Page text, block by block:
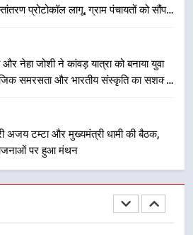
प्रोटोकॉल लागू, ग्राम पंचायतों को सौंपने
और नेहा जोशी ने कांवड़ यात्रा को बनाया युवा
समरसता और भारतीय संस्कृति का सशक्त
अजय टम्टा और मुख्यमंत्री धामी की बैठक,
पर हुआ मंथन
एवं पारदर्शी तरीके से सीधे
का सीधे लाभ मिल रहा है
धामी के नेतृत्व में उत्तराखंड के
प्रयास
मिशन की योजनाओं के लिए नया हस्तांतरण
प्रोटोकॉल लागू, ग्राम पंचायतों को सौंपने